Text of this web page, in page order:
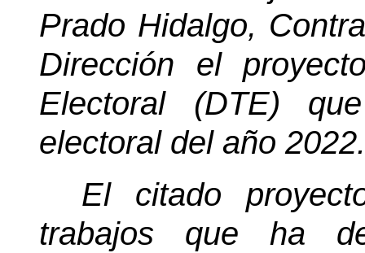
Prado Hidalgo,
Dirección el
Electoral (DTE)
electoral del año 2022.
El citado
trabajos que ha